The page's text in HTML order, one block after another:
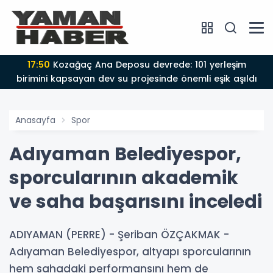
17:50
birimini kapsayan dev su projesinde önemli eşik aşıldı
Anasayfa Spor
Adıyaman Belediyespor,
sporcularının akademik
ve saha başarısını inceledi
ADIYAMAN (PERRE) - Şeriban ÖZÇAKMAK -
Adıyaman Belediyespor, altyapı sporcularının
hem sahadaki performansını hem de